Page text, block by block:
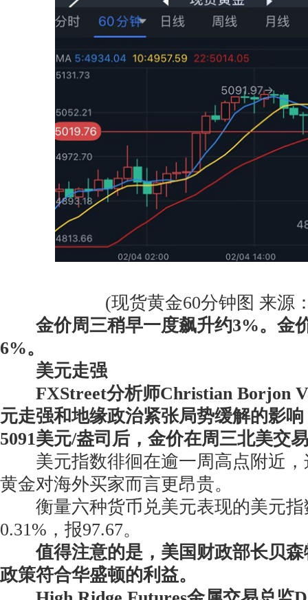
(现货黄金60分钟图 来源
金价周三稍早一度飙升约3%。金
6%。
美元走强
FXStreet分析师Christian Borjon
元走强和地缘政治紧张局势缓解的影
5091美元/盎司后，金价在周三北美交
美元指数徘徊在逾一周高点附近，
黄金对海外买家而言更昂贵。
衡量六种货币兑美元表现的美元指
0.31%，报97.67。
值得注意的是，美国财政部长贝
政策符合华盛顿的利益。